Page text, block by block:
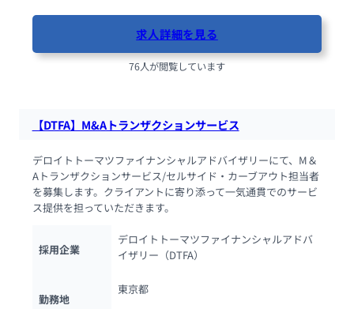
求人詳細を見る
76人が閲覧しています
【DTFA】M&Aトランザクションサービス
デロイトトーマツファイナンシャルアドバイザリーにて、M＆
Aトランザクションサービス/セルサイド・カーブアウト担当者
を募集します。クライアントに寄り添って一気通貫でのサービ
ス提供を担っていただきます。
採用企業
デロイトトーマツファイナンシャルアドバ
イザリー（DTFA）
勤務地
東京都